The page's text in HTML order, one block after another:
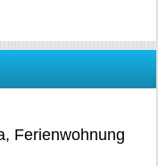
Ferienwohnung